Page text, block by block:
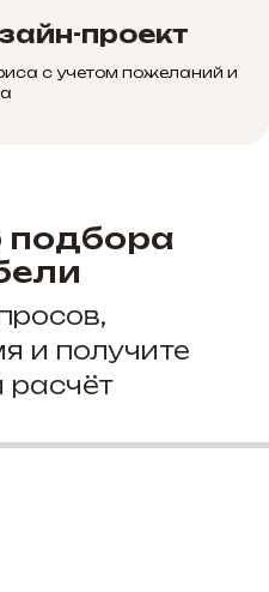
проект
с учетом пожеланий и
подбора
и получите
расчёт